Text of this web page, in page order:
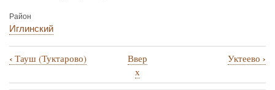
Район
Иглинский
Перекрёстные
ссылки
‹ Тауш (Туктарово)
Ввер
х
Уктеево ›